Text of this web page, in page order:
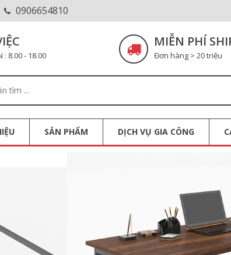
0906654810
: 8.00 - 18.00
MIỄN PHÍ
Đơn hàng > 20 triệu
SẢN PHẨM DỊCH VỤ GIA CÔNG